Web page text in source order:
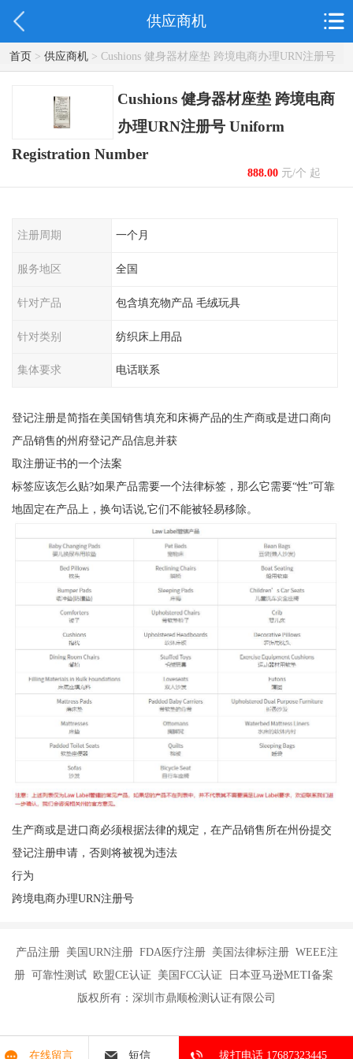
供应商机
首页> 供应商机> Cushions 健身器材座垫 跨境电商办理URN注册号
Uniform Registration Number
Cushions 健身器材座垫 跨境电商
办理URN注册号 Uniform
Registration Number
888.00元/个 起
注册周期 一个月
服务地区 全国
针对产品 包含填充物产品 毛绒玩具
针对类别 纺织床上用品
集体要求 电话联系
登记注册是简指在美国销售填充和床褥产品的生产商或是进口商向
产品销售的州府登记产品信息并获
取注册证书的一个法案
标签应该怎么贴?如果产品需要一个法律标签，那么它需要“性”可靠
地固定在产品上，换句话说,它们不能被轻易移除。
生产商或是进口商必须根据法律的规定，在产品销售所在州份提交
登记注册申请，否则将被视为违法
行为
跨境电商办理URN注册号
产品注册 美国URN注册 FDA医疗注册 美国法律标注册 WEEE注
册 可靠性测试 欧盟CE认证 美国FCC认证 日本亚马逊METI备案
版权所有：深圳市鼎顺检测认证有限公司
在线留言 短信 拔打电话 17687323445